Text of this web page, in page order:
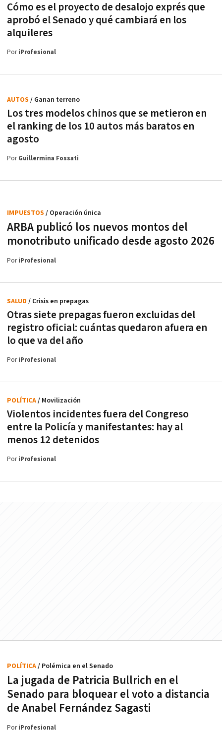
Cómo es el proyecto de desalojo exprés que
aprobó el Senado y qué cambiará en los
alquileres
PoriProfesional
Los tres modelos chinos que se metieron en
el ranking de los 10 autos más baratos en
agosto
AUTOS / Ganan terreno
PorGuillermina Fossati
ARBA publicó los nuevos montos del
monotributo unificado desde agosto 2026
IMPUESTOS / Operación única
PoriProfesional
Otras siete prepagas fueron excluidas del
registro oficial: cuántas quedaron afuera en
lo que va del año
SALUD / Crisis en prepagas
PoriProfesional
Violentos incidentes fuera del Congreso
entre la Policía y manifestantes: hay al
menos 12 detenidos
POLÍTICA/ Movilización
PoriProfesional
La jugada de Patricia Bullrich en el
Senado para bloquear el voto a distancia
de Anabel Fernández Sagasti
POLÍTICA/ Polémica en el Senado
PoriProfesional